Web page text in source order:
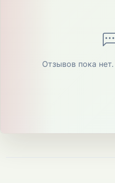
Отзывов пока